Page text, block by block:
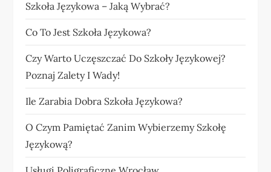
Szkoła Językowa – Jaką Wybrać?
Co To Jest Szkoła Językowa?
Czy Warto Uczęszczać Do Szkoły Językowej?
Poznaj Zalety I Wady!
Ile Zarabia Dobra Szkoła Językowa?
O Czym Pamiętać Zanim Wybierzemy Szkołę
Językową?